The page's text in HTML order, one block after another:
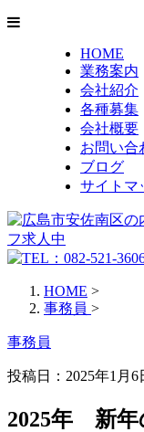
HOME
業務案内
会社紹介
各種募集
会社概要
お問い合
ブログ
サイトマ
HOME >
事務員 >
事務員
投稿日：2025年1月6
2025年 新年